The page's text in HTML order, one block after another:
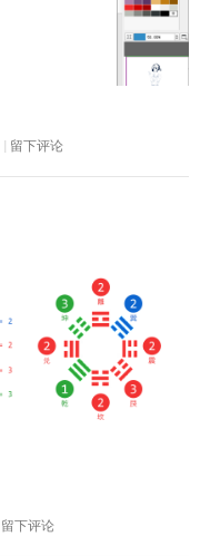
留下评论
留下评论